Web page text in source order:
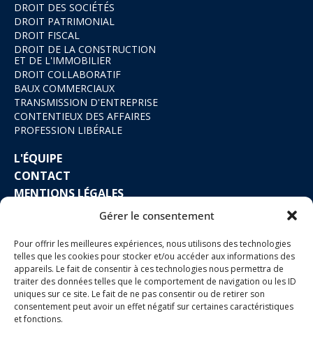
Gérer le consentement
Pour offrir les meilleures expériences, nous utilisons des technologies
telles que les cookies pour stocker et/ou accéder aux informations des
appareils. Le fait de consentir à ces technologies nous permettra de
traiter des données telles que le comportement de navigation ou les ID
uniques sur ce site. Le fait de ne pas consentir ou de retirer son
consentement peut avoir un effet négatif sur certaines caractéristiques
et fonctions.
DROIT DES SOCIÉTÉS
DROIT PATRIMONIAL
DROIT FISCAL
DROIT DE LA CONSTRUCTION
ET DE L'IMMOBILIER
DROIT COLLABORATIF
BAUX COMMERCIAUX
TRANSMISSION D'ENTREPRISE
CONTENTIEUX DES AFFAIRES
PROFESSION LIBÉRALE
L'ÉQUIPE
CONTACT
MENTIONS LÉGALES
Société d’exercice libéral à responsabilité limitée. Siège
social : 420 rue Jurien de la Gravière
29200 BREST – France – Tél. 02 57 52 50 20 Barreau de